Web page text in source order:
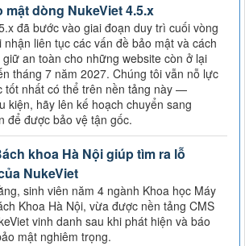
dòng NukeViet 4.5.x
đã bước vào giai đoạn duy trì cuối vòng
nhận liên tục các vấn đề bảo mật và cách
an toàn cho những website còn ở lại
tháng 7 năm 2027. Chúng tôi vẫn nỗ lực
tốt nhất có thể trên nền tảng này —
kiện, hãy lên kế hoạch chuyển sang
để được bảo vệ tận gốc.
khoa Hà Nội giúp tìm ra lỗ
NukeViet
sinh viên năm 4 ngành Khoa học Máy
Khoa Hà Nội, vừa được nền tảng CMS
vinh danh sau khi phát hiện và báo
mật nghiêm trọng.